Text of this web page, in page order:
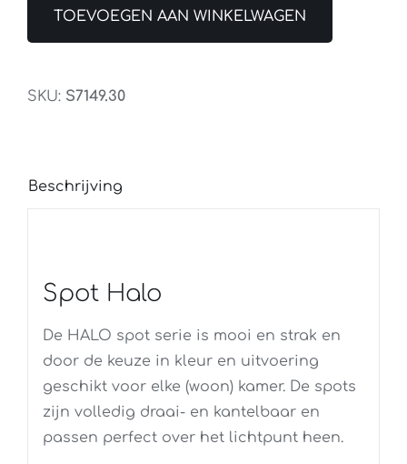
3Lichts
aantal
TOEVOEGEN AAN WINKELWAGEN
SKU: S7149.30
Beschrijving
Spot Halo
De HALO spot serie is mooi en strak en
door de keuze in kleur en uitvoering
geschikt voor elke (woon) kamer. De spots
zijn volledig draai- en kantelbaar en
passen perfect over het lichtpunt heen.